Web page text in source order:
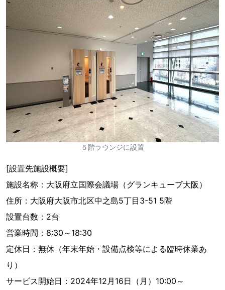
５階ラウンジに設置
[設置先施設概要]
施設名称：大阪府立国際会議場（グランキューブ大阪）
住所：大阪府大阪市北区中之島5丁目3-51 5階
設置台数：2台
営業時間：8:30～18:30
定休日：無休（年末年始・設備点検等による臨時休業あ
り）
サービス開始日：2024年12月16日（月）10:00～